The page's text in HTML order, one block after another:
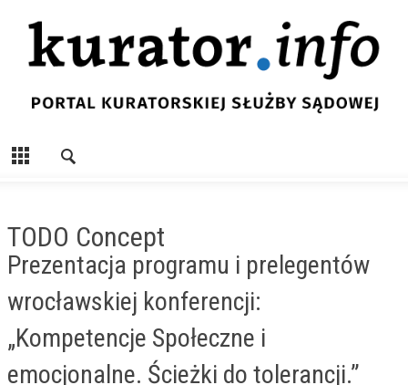
TODO Concept
Prezentacja programu i prelegentów
wrocławskiej konferencji:
„Kompetencje Społeczne i
emocjonalne. Ścieżki do tolerancji.”